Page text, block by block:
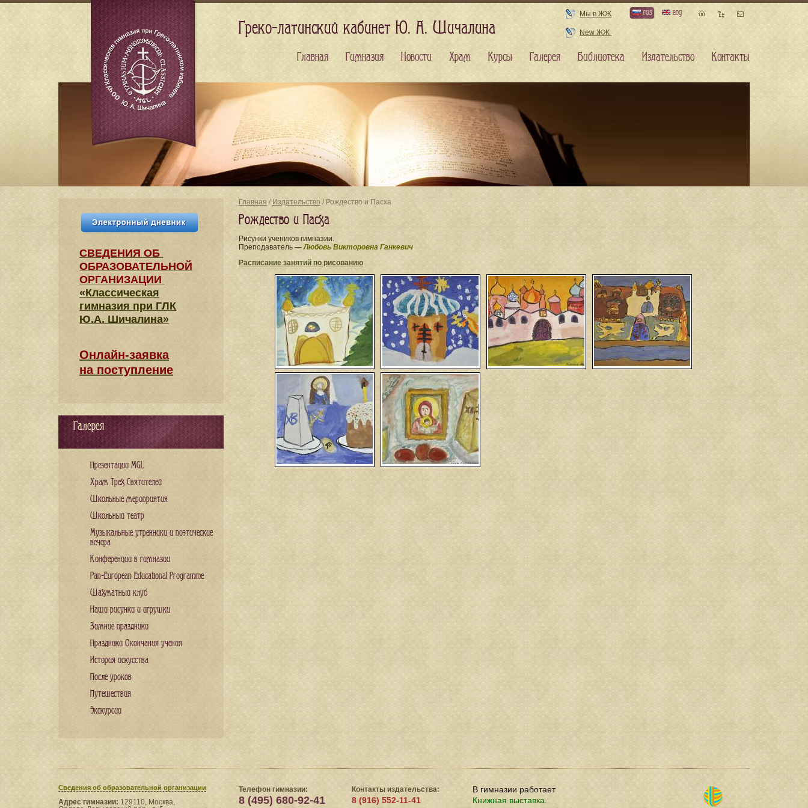
Главная / Издательство / Рождество и Пасха
Рождество и Пасха
Рисунки учеников гимназии.
Преподаватель —Любовь Викторовна Ганкевич
Расписание занятий по рисованию
СВЕДЕНИЯ​ ОБ
ОБРАЗОВАТЕЛЬНОЙ
ОРГАНИЗАЦИИ
«Классическая
гимназия при ГЛК
Ю.А. Шичалина»
Онлайн-заявка
на поступление
Галерея
Презентации MGL
Храм Трех Святителей
Школьные мероприятия
Школьный театр
Музыкальные утренники и поэтические
вечера
Конференции в гимназии
Pan-European Educational Programme
Шахматный клуб
Наши рисунки и игрушки
Зимние праздники
Праздники Окончания учения
История искусства
После уроков
Путешествия
Экскурсии
Сведения​ об образовательной организации
Адрес гимназии: 129110, Москва,
Телефон гимназии:
8 (495) 680-92-41
Контакты издательства:
8 (916) 552-11-41
В гимназии работает
Книжная выставка.
Греко-латинский кабинет Ю. А. Шичалина
Мы в ЖЖ
New ЖЖ
rus eng
Главная Гимназия Новости Храм Курсы Галерея Библиотека Издательство Контакты